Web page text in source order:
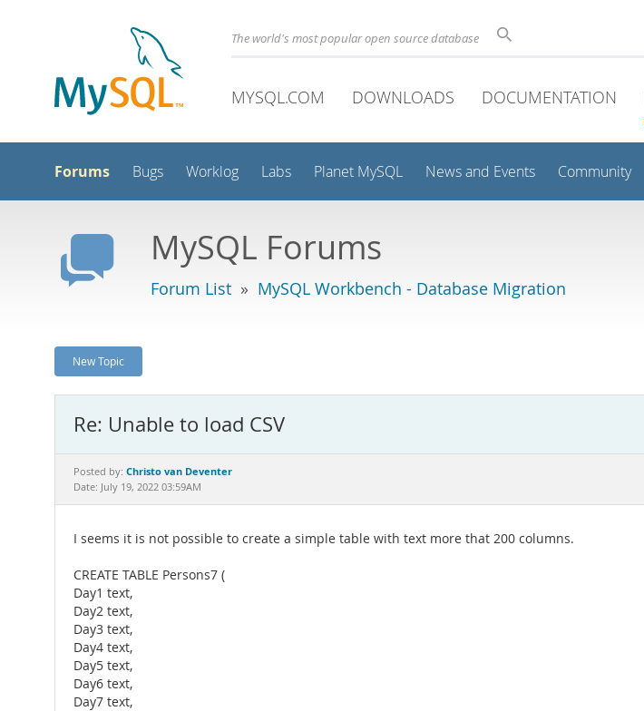
The world's most popular open source database
MYSQL.COM DOWNLOADS DOCUMENTATION
Forums Bugs Worklog Labs Planet MySQL News and Events Community
MySQL Forums
Forum List » MySQL Workbench - Database Migration
New Topic
Re: Unable to load CSV
Posted by: Christo van Deventer
Date: July 19, 2022 03:59AM
I seems it is not possible to create a simple table with text more that 200 columns.
CREATE TABLE Persons7 (
Day1 text,
Day2 text,
Day3 text,
Day4 text,
Day5 text,
Day6 text,
Day7 text,